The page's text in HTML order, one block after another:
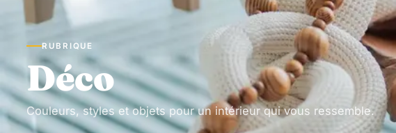
RUBRIQUE
Déco
Couleurs, styles et objets pour un intérieur qui vous ressemble.